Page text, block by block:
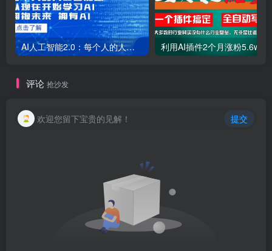
AI人工智能2.0：每个人的人工智能课：从现在开始学习AI（38节课）
评论 抢沙发
欢迎您留下宝贵的见解！ 提交